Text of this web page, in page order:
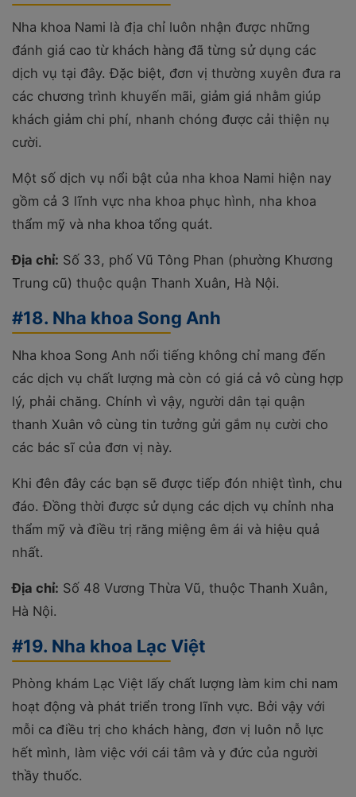
Nha khoa Nami là địa chỉ luôn nhận được những
đánh giá cao từ khách hàng đã từng sử dụng các
dịch vụ tại đây. Đặc biệt, đơn vị thường xuyên đưa ra
các chương trình khuyến mãi, giảm giá nhằm giúp
khách giảm chi phí, nhanh chóng được cải thiện nụ
cười.
Một số dịch vụ nổi bật của nha khoa Nami hiện nay
gồm cả 3 lĩnh vực nha khoa phục hình, nha khoa
thẩm mỹ và nha khoa tổng quát.
Địa chỉ: Số 33, phố Vũ Tông Phan (phường Khương
Trung cũ) thuộc quận Thanh Xuân, Hà Nội.
#18. Nha khoa Song Anh
Nha khoa Song Anh nổi tiếng không chỉ mang đến
các dịch vụ chất lượng mà còn có giá cả vô cùng hợp
lý, phải chăng. Chính vì vậy, người dân tại quận
thanh Xuân vô cùng tin tưởng gửi gắm nụ cười cho
các bác sĩ của đơn vị này.
Khi đên đây các bạn sẽ được tiếp đón nhiệt tình, chu
đáo. Đồng thời được sử dụng các dịch vụ chỉnh nha
thẩm mỹ và điều trị răng miệng êm ái và hiệu quả
nhất.
Địa chỉ: Số 48 Vương Thừa Vũ, thuộc Thanh Xuân,
Hà Nội.
#19. Nha khoa Lạc Việt
Phòng khám Lạc Việt lấy chất lượng làm kim chi nam
hoạt động và phát triển trong lĩnh vực. Bởi vậy với
mỗi ca điều trị cho khách hàng, đơn vị luôn nỗ lực
hết mình, làm việc với cái tâm và y đức của người
thầy thuốc.